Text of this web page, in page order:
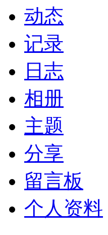
动态
记录
日志
相册
主题
分享
留言板
个人资料